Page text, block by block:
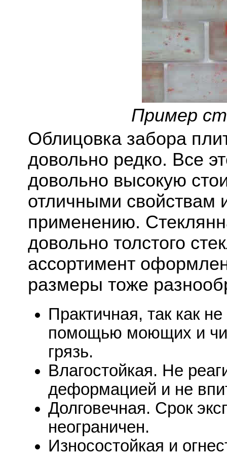
Пример
Облицовка забора
довольно редко. Все
довольно высокую
отличными свойствам
применению.
довольно толстого
ассортимент
размеры тоже
Практичная, так как
помощью моющих и
грязь.
Влагостойкая. Не
деформацией и не
Долговечная. Срок
неограничен.
Износостойкая и